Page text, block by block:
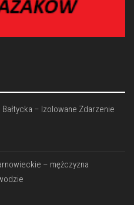
– Izolowane Zdarzenie
– mężczyzna